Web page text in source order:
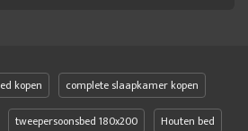
kopen
complete slaapkamer kopen
tweepersoonsbed 180x200
Houten bed